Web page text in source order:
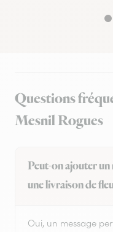
Questions
Mesnil Rogues
Peut-on ajouter un
une livraison de
Oui, un message